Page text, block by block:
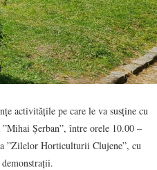
activitățile pe care le va susține cu
Șerban”, între orele 10.00 –
”Zilelor Horticulturii Clujene”, cu